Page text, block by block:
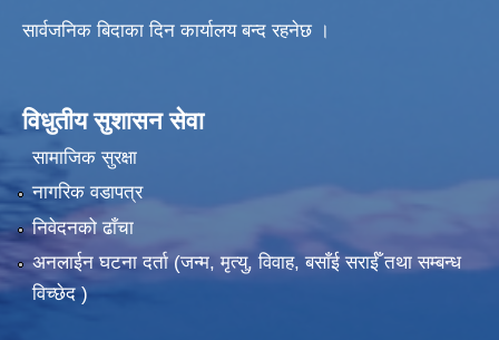
सार्वजनिक बिदाका दिन कार्यालय बन्द रहनेछ ।
विधुतीय सुशासन सेवा
सामाजिक सुरक्षा
नागरिक वडापत्र
निवेदनको ढाँचा
अनलाईन घटना दर्ता (जन्म, मृत्यु, विवाह, बसाँई सराईँ तथा सम्बन्ध
विच्छेद )